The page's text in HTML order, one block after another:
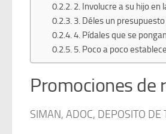
2. Involucre a su hijo en
3. Déles un
4. Pídales que se
5. Poco a poco
Promociones de
SIMAN, ADOC, DEPOSITO DE